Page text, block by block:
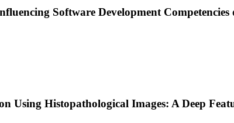
Software Development
Using Histopathological Images: A Deep